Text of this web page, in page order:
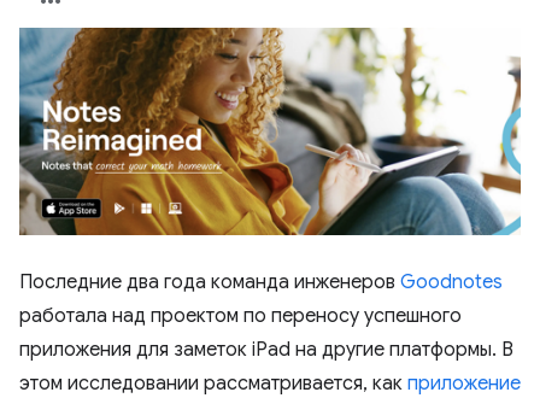
Последние два года команда инженеров Goodnotes
работала над проектом по переносу успешного
приложения для заметок iPad на другие платформы. В
этом исследовании рассматривается, как приложение